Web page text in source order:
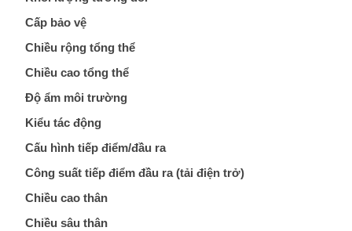
Động cơ bước 2 phase
Quạt thông gió
Phụ Kiện Schneider
Phụ Kiện Siemens
Cấp bảo vệ
Chiều rộng tổng thể
Chiều cao tổng thể
Độ ẩm môi trường
Kiểu tác động
Cấu hình tiếp điểm/đầu ra
Công suất tiếp điểm đầu ra (tải điện trở)
Chiều cao thân
Chiều sâu thân